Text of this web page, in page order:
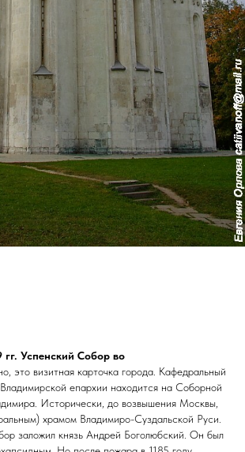
гг. Успенский Собор во
это визитная карточка города. Кафедральный
епархии находится на Соборной
Исторически, до возвышения Москвы,
храмом Владимиро-Суздальской Руси.
заложил князь Андрей Боголюбский. Он был